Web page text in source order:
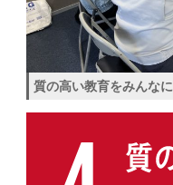
質の高い教育をみんなに